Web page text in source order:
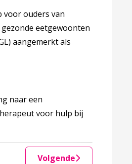
voor ouders van
eetgewoonten
aangemerkt als
naar een
voor hulp bij
Volgende